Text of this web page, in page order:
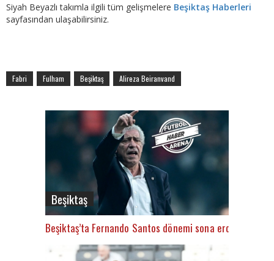
Siyah Beyazlı takımla ilgili tüm gelişmelere Beşiktaş Haberleri
sayfasından ulaşabilirsiniz.
Fabri Fulham Beşiktaş Alireza Beiranvand
Beşiktaş
Beşiktaş’ta Fernando Santos dönemi sona erdi